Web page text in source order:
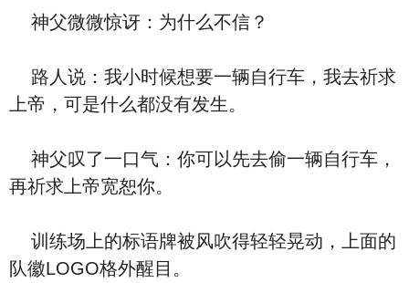
神父微微惊讶：为什么不信？
路人说：我小时候想要一辆自行车，我去祈求
上帝，可是什么都没有发生。
神父叹了一口气：你可以先去偷一辆自行车，
再祈求上帝宽恕你。
训练场上的标语牌被风吹得轻轻晃动，上面的
队徽LOGO格外醒目。